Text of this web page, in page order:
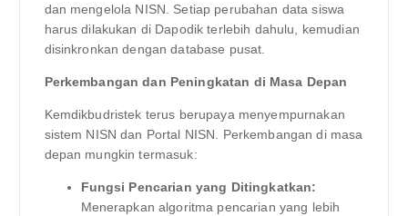
dan mengelola NISN. Setiap perubahan data siswa
harus dilakukan di Dapodik terlebih dahulu, kemudian
disinkronkan dengan database pusat.
Perkembangan dan Peningkatan di Masa Depan
Kemdikbudristek terus berupaya menyempurnakan
sistem NISN dan Portal NISN. Perkembangan di masa
depan mungkin termasuk:
Fungsi Pencarian yang Ditingkatkan:
Menerapkan algoritma pencarian yang lebih